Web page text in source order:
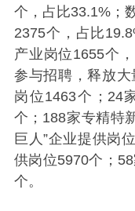
个，占比33.1%；
2375个，占比
产业岗位1655个
参与招聘，释放
岗位1463个；24
个；188家专精特
巨人”企业提供岗
供岗位5970个；
个。